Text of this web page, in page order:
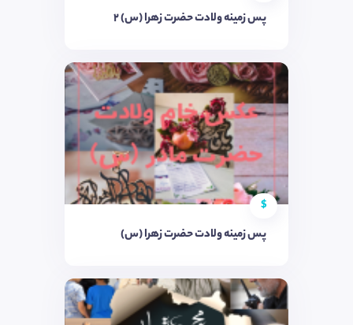
پس زمینه ولادت حضرت زهرا (س) ۲
$
پس زمینه ولادت حضرت زهرا (س)